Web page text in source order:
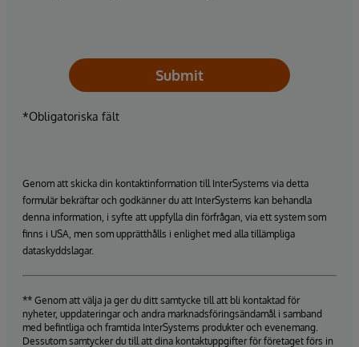
Submit
*Obligatoriska fält
Genom att skicka din kontaktinformation till InterSystems via detta
formulär bekräftar och godkänner du att InterSystems kan behandla
denna information, i syfte att uppfylla din förfrågan, via ett system som
finns i USA, men som upprätthålls i enlighet med alla tillämpliga
dataskyddslagar.
** Genom att välja ja ger du ditt samtycke till att bli kontaktad för
nyheter, uppdateringar och andra marknadsföringsändamål i samband
med befintliga och framtida InterSystems produkter och evenemang.
Dessutom samtycker du till att dina kontaktuppgifter för företaget förs in